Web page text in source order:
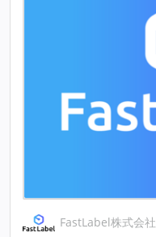
FastLabel株式会社